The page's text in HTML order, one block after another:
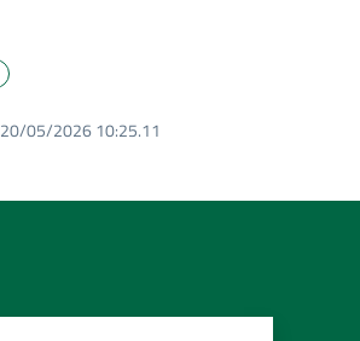
20/05/2026 10:25.11